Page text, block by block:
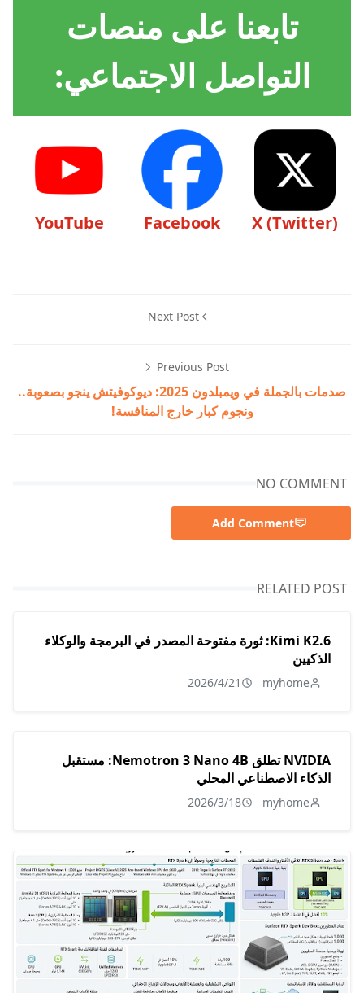
تابعنا على منصات
التواصل الاجتماعي:
X (Twitter)
Facebook
YouTube
Next Post
Previous Post
صدمات بالجملة في ويمبلدون 2025: ديوكوفيتش ينجو بصعوبة..
ونجوم كبار خارج المنافسة!
NO COMMENT
Add Comment
RELATED POST
Kimi K2.6: ثورة مفتوحة المصدر في البرمجة والوكلاء
الذكيين
myhome
2026/4/21
NVIDIA تطلق Nemotron 3 Nano 4B: مستقبل
الذكاء الاصطناعي المحلي
myhome
2026/3/18